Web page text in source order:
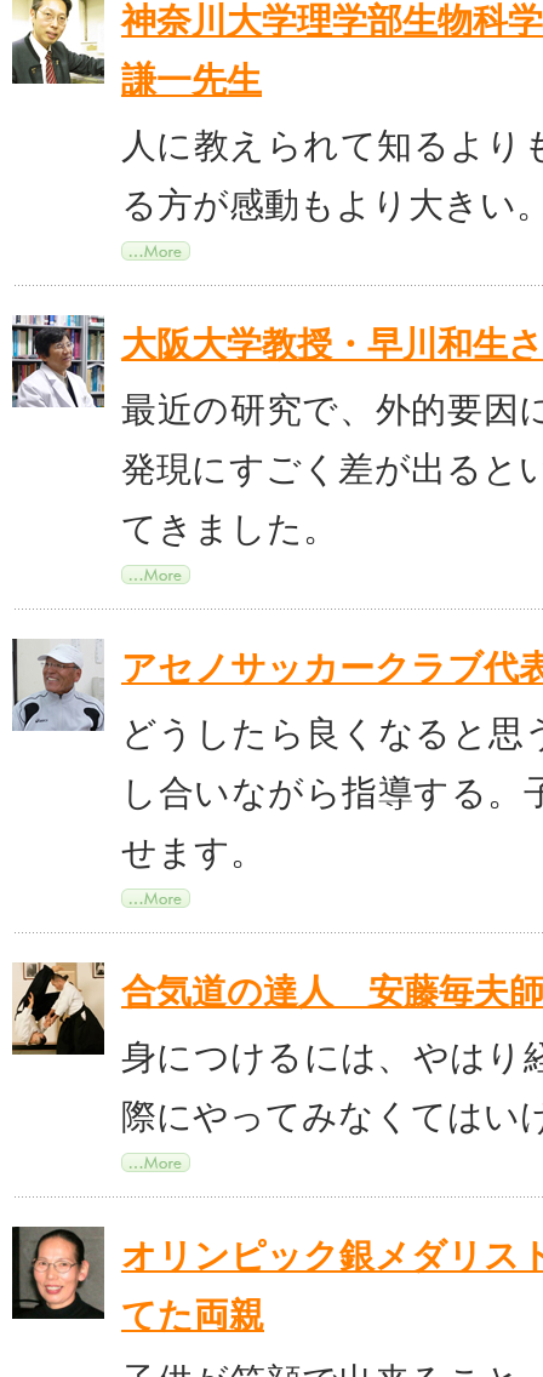
神奈川大学理学部生物科
謙一先生
人に教えられて知るより
る方が感動もより大きい
大阪大学教授・早川和生
最近の研究で、外的要因
発現にすごく差が出ると
てきました。
アセノサッカークラブ代
どうしたら良くなると思
し合いながら指導する。
せます。
合気道の達人 安藤毎夫
身につけるには、やはり
際にやってみなくてはい
オリンピック銀メダリス
てた両親